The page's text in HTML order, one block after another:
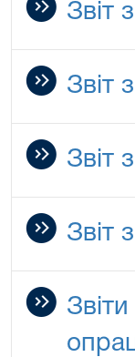
Звіт
Звіт
Звіт
Звіт